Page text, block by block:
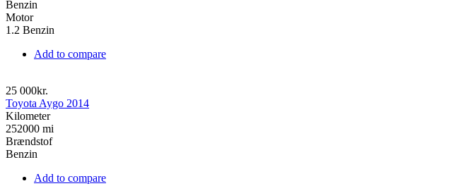
Benzin
Motor
1.2 Benzin
Add to compare
25 000kr.
Toyota Aygo 2014
Kilometer
252000 mi
Brændstof
Benzin
Add to compare